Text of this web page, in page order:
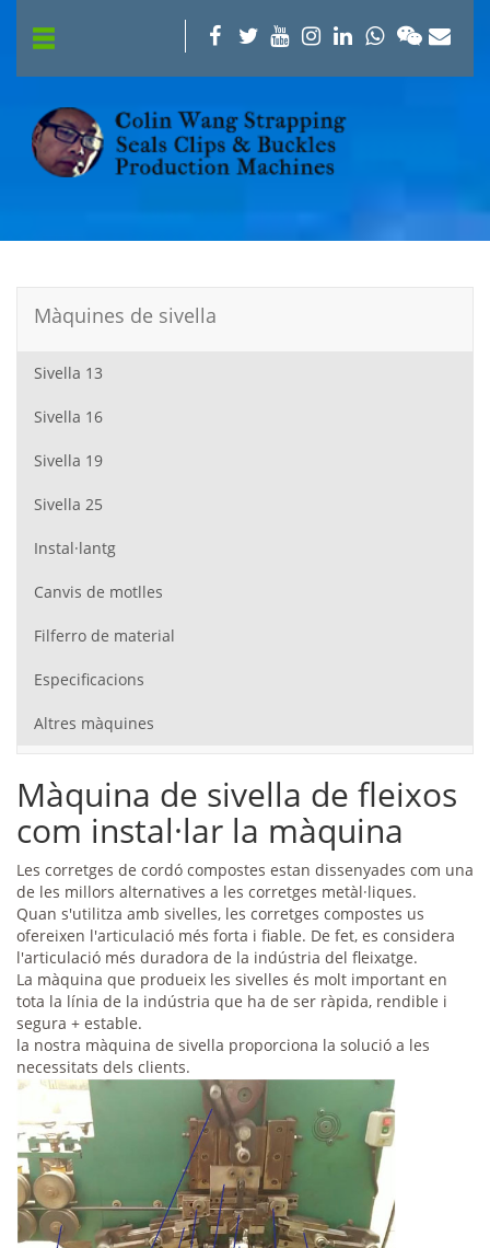
Màquines de sivella
Sivella 13
Sivella 16
Sivella 19
Sivella 25
Instal·lantg
Canvis de motlles
Filferro de material
Especificacions
Altres màquines
Màquina de sivella de fleixos
com instal·lar la màquina
Les corretges de cordó compostes estan dissenyades com una
de les millors alternatives a les corretges metàl·liques.
Quan s'utilitza amb sivelles, les corretges compostes us
ofereixen l'articulació més forta i fiable. De fet, es considera
l'articulació més duradora de la indústria del fleixatge.
La màquina que produeix les sivelles és molt important en
tota la línia de la indústria que ha de ser ràpida, rendible i
segura + estable.
la nostra màquina de sivella proporciona la solució a les
necessitats dels clients.